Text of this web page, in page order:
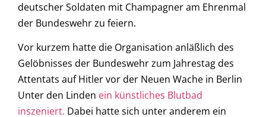
deutscher Soldaten mit Champagner am Ehrenmal
der Bundeswehr zu feiern.
Vor kurzem hatte die Organisation anläßlich des
Gelöbnisses der Bundeswehr zum Jahrestag des
Attentats auf Hitler vor der Neuen Wache in Berlin
Unter den Linden ein künstliches Blutbad
inszeniert. Dabei hatte sich unter anderem ein